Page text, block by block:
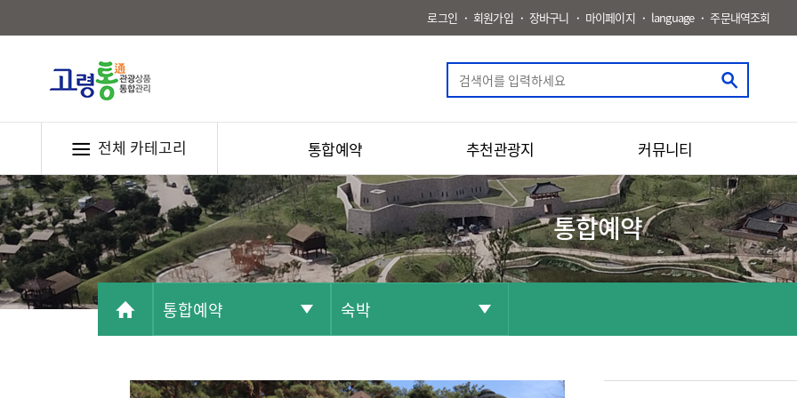
로그인 회원가입 장바구니 마이페이지 language 주문내역조회
전체 카테고리 통합예약 추천관광지 커뮤니티
통합예약
통합예약 숙박